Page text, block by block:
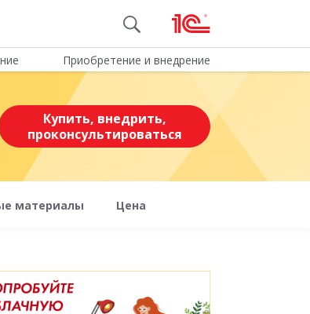
Приобретение и внедрение
Купить, внедрить,
проконсультироваться
материалы Цена